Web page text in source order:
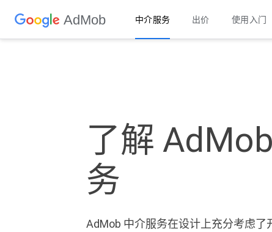
AdMob Skip to Content
中介服务 出价 使用入门
了解
务
AdMob 中介服务在设计上充分考虑了